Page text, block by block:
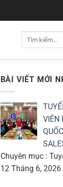
BÀI VIẾT MỚI
VIÊN
Chuyên mục :
12 Tháng 6, 2026